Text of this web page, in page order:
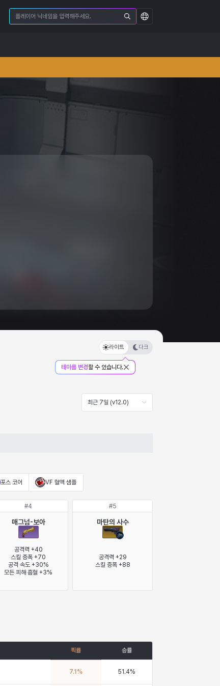
라이트 다크
테마를 변경할 수 있습니다.
최근 7일 (v12.0)
포스 코어 VF 혈액 샘플
#4
매그넘-보아
공격력 +40
스킬 증폭 +70
공격 속도 +30%
모든 피해 흡혈 +3%
#5
마탄의 사수
공격력 +29
스킬 증폭 +88
픽률 승률
7.1 % 51.4%